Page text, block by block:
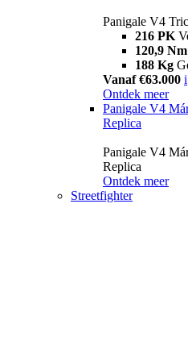
Panigale V4
216 PK
120,9 Nm
188 Kg
Vanaf €63.000 i
Ontdek meer
Panigale V4
Replica
Panigale V4
Replica
Ontdek meer
Streetfighter